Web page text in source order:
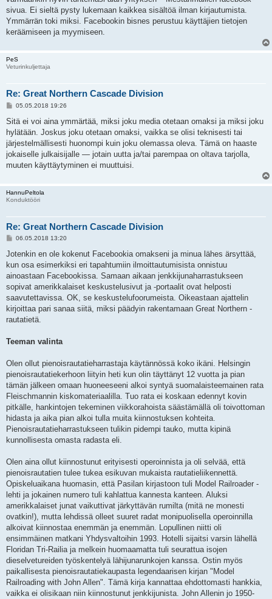
sivua. Ei sieltä pysty lukemaan kaikkea sisältöä ilman kirjautumista.
Ymmärrän toki miksi. Facebookin bisnes perustuu käyttäjien tietojen
keräämiseen ja myymiseen.
PeS
Veturinkuljettaja
Re: Great Northern Cascade Division
V
e
t
i
05.05.2018 19:26
Sitä ei voi aina ymmärtää, miksi joku media otetaan omaksi ja miksi joku
hylätään. Joskus joku otetaan omaksi, vaikka se olisi teknisesti tai
järjestelmällisesti huonompi kuin joku olemassa oleva. Tämä on haaste
jokaiselle julkaisijalle — jotain uutta ja/tai parempaa on oltava tarjolla,
muuten käyttäytyminen ei muuttuisi.
HannuPeltola
Konduktööri
Re: Great Northern Cascade Division
V
e
t
i
06.05.2018 13:20
Jotenkin en ole kokenut Facebookia omakseni ja minua lähes ärsyttää,
kun osa esimerkiksi eri tapahtumiin ilmoittautumisista onnistuu
ainoastaan Facebookissa. Samaan aikaan jenkkijunaharrastukseen
sopivat amerikkalaiset keskustelusivut ja -portaalit ovat helposti
saavutettavissa. OK, se keskustelufoorumeista. Oikeastaan ajattelin
kirjoittaa pari sanaa siitä, miksi päädyin rakentamaan Great Northern -
rautatietä.
Teeman valinta
Olen ollut pienoisrautatieharrastaja käytännössä koko ikäni. Helsingin
pienoisrautatiekerhoon liityin heti kun olin täyttänyt 12 vuotta ja pian
tämän jälkeen omaan huoneeseeni alkoi syntyä suomalaisteemainen rata
Fleischmannin kiskomateriaalilla. Tuo rata ei koskaan edennyt kovin
pitkälle, hankintojen tekeminen viikkorahoista säästämällä oli toivottoman
hidasta ja aika pian alkoi tulla muita kiinnostuksen kohteita.
Pienoisrautatieharrastukseen tulikin pidempi tauko, mutta kipinä
kunnollisesta omasta radasta eli.
Olen aina ollut kiinnostunut erityisesti operoinnista ja oli selvää, että
pienoisrautatien tulee tukea esikuvan mukaista rautatieliikennettä.
Opiskeluaikana huomasin, että Pasilan kirjastoon tuli Model Railroader -
lehti ja jokainen numero tuli kahlattua kannesta kanteen. Aluksi
amerikkalaiset junat vaikuttivat järkyttävän rumilta (mitä ne monesti
ovatkin!), mutta lehdissä olleet suuret radat monipuolisella operoinnilla
alkoivat kiinnostaa enemmän ja enemmän. Lopullinen niitti oli
ensimmäinen matkani Yhdysvaltoihin 1993. Hotelli sijaitsi varsin lähellä
Floridan Tri-Railia ja melkein huomaamatta tuli seurattua isojen
dieselvetureiden työskentelyä lähijunarunkojen kanssa. Ostin myös
paikallisesta pienoisrautatiekaupasta legendaarisen kirjan "Model
Railroading with John Allen". Tämä kirja kannattaa ehdottomasti hankkia,
vaikka ei olisikaan niin kiinnostunut jenkkijunista. John Allenin jo 1950-